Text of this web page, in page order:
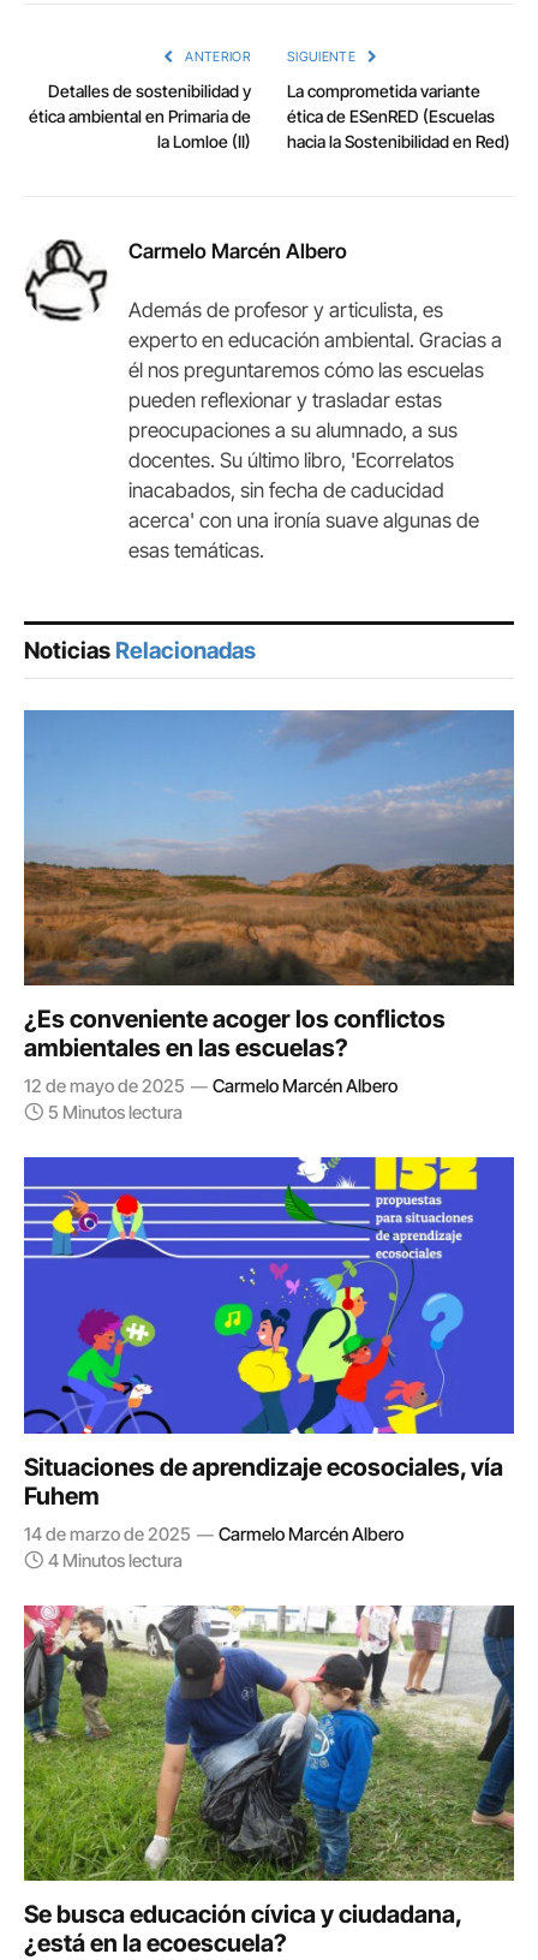
ANTERIOR
Detalles de sostenibilidad y
ética ambiental en Primaria de
la Lomloe (II)
SIGUIENTE
La comprometida variante
ética de ESenRED (Escuelas
hacia la Sostenibilidad en Red)
Carmelo Marcén Albero
Además de profesor y articulista, es
experto en educación ambiental. Gracias a
él nos preguntaremos cómo las escuelas
pueden reflexionar y trasladar estas
preocupaciones a su alumnado, a sus
docentes. Su último libro, 'Ecorrelatos
inacabados, sin fecha de caducidad
acerca' con una ironía suave algunas de
esas temáticas.
Noticias Relacionadas
¿Es conveniente acoger los conflictos
ambientales en las escuelas?
12 de mayo de 2025
Carmelo Marcén Albero
5 Minutos lectura
Situaciones de aprendizaje ecosociales, vía
Fuhem
14 de marzo de 2025
Carmelo Marcén Albero
4 Minutos lectura
Se busca educación cívica y ciudadana,
¿está en la ecoescuela?